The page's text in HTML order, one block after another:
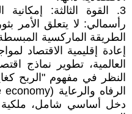
3. القوة الثالثة:
رأسمالي: لا يتعلق الأمر
الطريقة الماركسية
إعادة إقليمية الاقتصاد
العالمية، تطوير نماذج
النظر في مفهوم "الربح
دخل أساسي شامل، ملكية